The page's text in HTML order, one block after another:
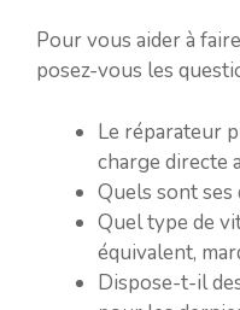
Pour vous aider à
posez-vous les
Le réparateur
charge directe
Quels sont ses
Quel type de
équivalent,
Dispose-t-il